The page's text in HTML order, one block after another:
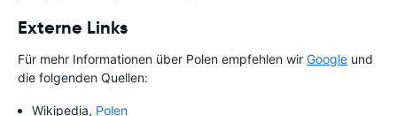
Externe Links
Für mehr Informationen über Polen empfehlen wir Google und
die folgenden Quellen:
Wikipedia, Polen